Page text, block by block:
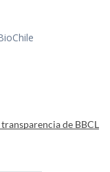
de BBCL